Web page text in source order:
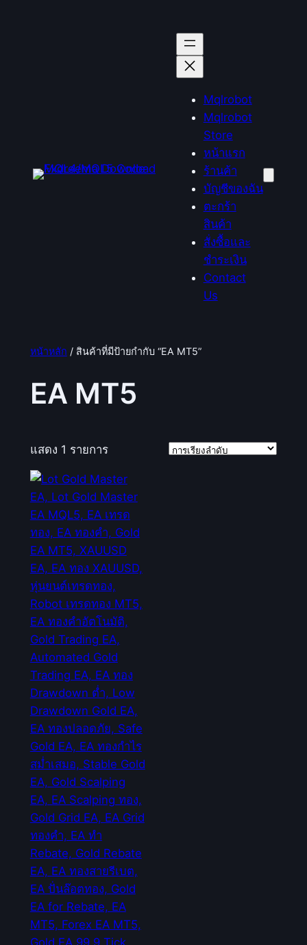
Mqlrobot
Mqlrobot
Store
หน้าแรก
ร้านค้า
บัญชีของฉัน
ตะกร้า
สินค้า
สั่งซื้อและ
ชำระเงิน
Contact
Us
หน้าหลัก / สินค้าที่มีป้ายกำกับ “EA MT5”
EA MT5
แสดง 1 รายการ